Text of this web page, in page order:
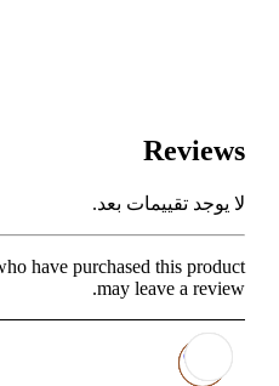
Reviews
لا يوجد تقييمات بعد.
have purchased this product
may leave a review.